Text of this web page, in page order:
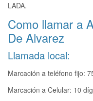
LADA.
Como llamar a
De Alvarez
Llamada local:
Marcación a teléfono fijo:
Marcación a Celular: 10